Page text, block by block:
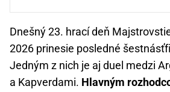
Dnešný 23. hrací deň
2026 prinesie posledné
Jedným z nich je aj duel medzi
a Kapverdami. Hlavným